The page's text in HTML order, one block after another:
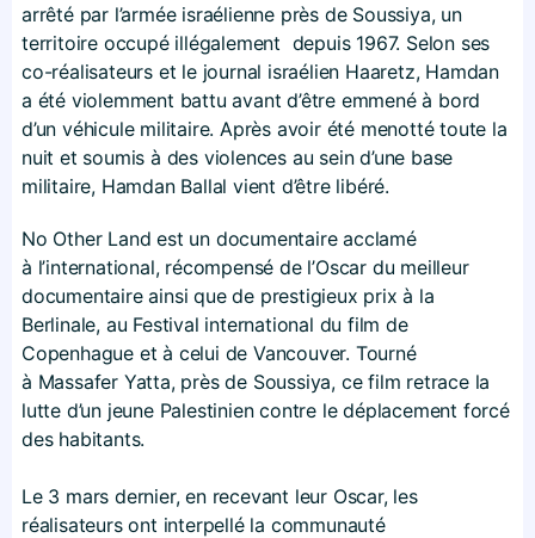
arrêté par l’armée israélienne près de Soussiya, un
territoire occupé illégalement depuis 1967. Selon ses
co-réalisateurs et le journal israélien Haaretz, Hamdan
a été violemment battu avant d’être emmené à bord
d’un véhicule militaire. Après avoir été menotté toute la
nuit et soumis à des violences au sein d’une base
militaire, Hamdan Ballal vient d’être libéré.
No Other Land est un documentaire acclamé
à l’international, récompensé de l’Oscar du meilleur
documentaire ainsi que de prestigieux prix à la
Berlinale, au Festival international du film de
Copenhague et à celui de Vancouver. Tourné
à Massafer Yatta, près de Soussiya, ce film retrace la
lutte d’un jeune Palestinien contre le déplacement forcé
des habitants.
Le 3 mars dernier, en recevant leur Oscar, les
réalisateurs ont interpellé la communauté